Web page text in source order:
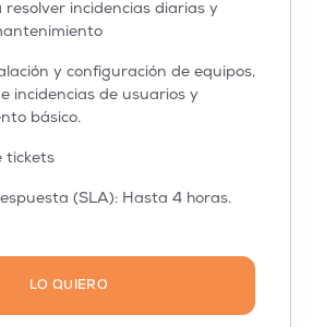
resolver incidencias diarias y
y configuración de equipos,
incidencias de usuarios y
básico.
tickets
(SLA): Hasta 4 horas.
LO QUIERO